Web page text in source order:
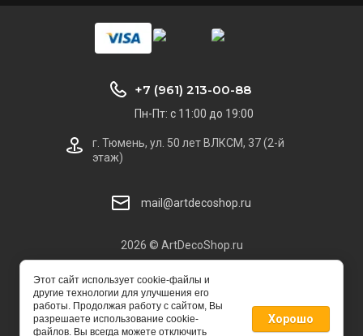
2026 © ArtDecoShop.ru
+7 (961) 213-00-88
Пн-Пт: с 11:00 до 19:00
г. Тюмень, ул. 50 лет ВЛКСМ, 37 (2-й
этаж)
mail@artdecoshop.ru
Этот сайт использует cookie-файлы и
другие технологии для улучшения его
работы. Продолжая работу с сайтом, Вы
разрешаете использование cookie-
файлов. Вы всегда можете отключить
Хорошо